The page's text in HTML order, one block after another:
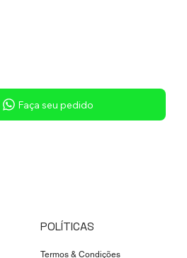
Sob consulta
Faça seu pedido
POLÍTICAS
Termos & Condições